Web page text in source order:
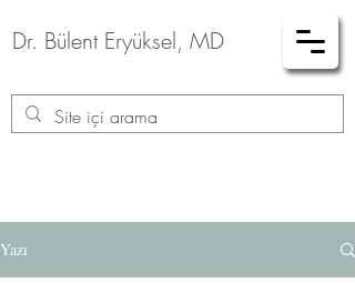
Dr. Bülent Eryüksel, MD
Yazı